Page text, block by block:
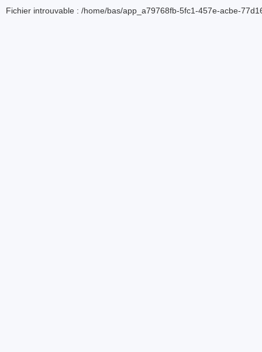
Fichier introuvable : /home/bas/app_a79768fb-5fc1-457e-acbe-